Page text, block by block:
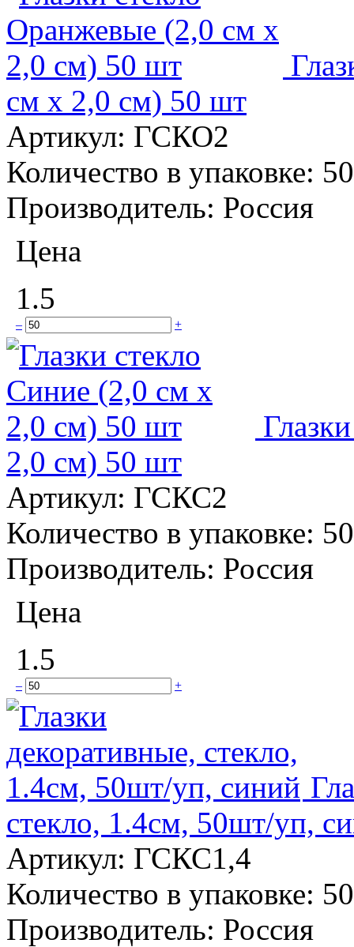
см x 2,0 см) 50 шт
Артикул: ГСКО2
Количество в упаковке: 50
Производитель: Россия
Цена
1.5
– +
2,0 см) 50 шт
Артикул: ГСКС2
Количество в упаковке: 50
Производитель: Россия
Цена
1.5
– +
стекло, 1.4см, 50шт/уп,
Артикул: ГСКС1,4
Количество в упаковке: 50
Производитель: Россия